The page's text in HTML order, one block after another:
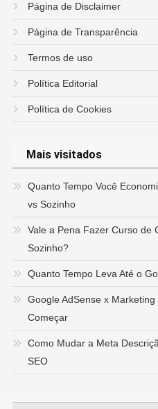
Página de Disclaimer
Página de Transparência
Termos de uso
Política Editorial
Política de Cookies
Mais visitados
Quanto Tempo Você
vs Sozinho
Vale a Pena Fazer Curso de
Sozinho?
Quanto Tempo Leva Até o
Google AdSense x
Começar
Como Mudar a Meta
SEO